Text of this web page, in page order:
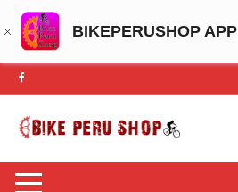
BIKEPERUSHOP APP
Saltar
al
contenido